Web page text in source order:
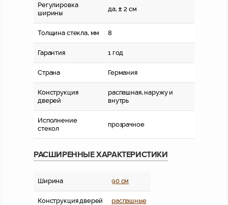
Регулировка
ширины
да, ± 2 см
Толщина стекла, мм 8
Гарантия 1 год
Страна Германия
Конструкция
дверей
распашная, наружу и
внутрь
Исполнение
стекол
прозрачное
РАСШИРЕННЫЕ ХАРАКТЕРИСТИКИ
Ширина 90 см
Конструкция дверей распашные